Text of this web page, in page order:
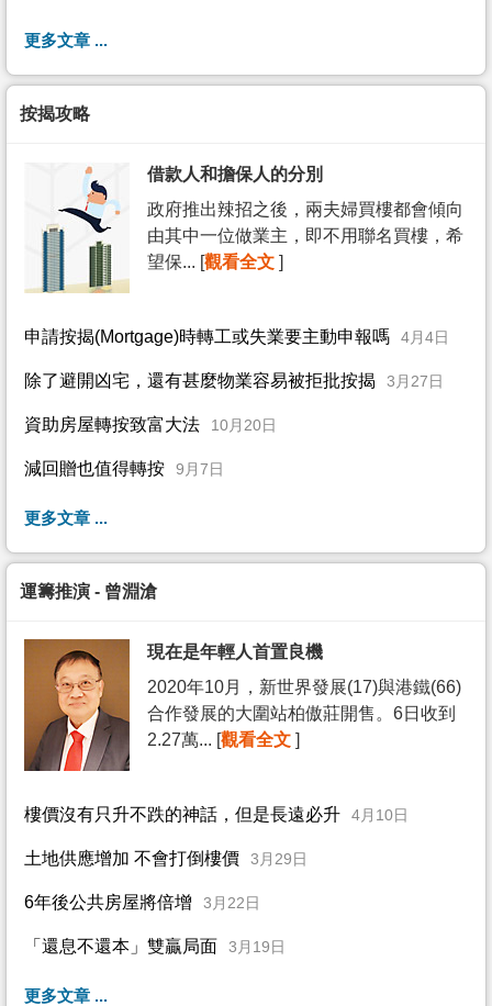
更多文章 ...
按揭攻略
借款人和擔保人的分別
政府推出辣招之後，兩夫婦買樓都會傾向
由其中一位做業主，即不用聯名買樓，希
望保... [觀看全文 ]
申請按揭(Mortgage)時轉工或失業要主動申報嗎 4月4日
除了避開凶宅，還有甚麼物業容易被拒批按揭 3月27日
資助房屋轉按致富大法 10月20日
減回贈也值得轉按 9月7日
更多文章 ...
運籌推演 - 曾淵滄
現在是年輕人首置良機
2020年10月，新世界發展(17)與港鐵(66)
合作發展的大圍站柏傲莊開售。6日收到
2.27萬... [觀看全文 ]
樓價沒有只升不跌的神話，但是長遠必升 4月10日
土地供應增加 不會打倒樓價 3月29日
6年後公共房屋將倍增 3月22日
「還息不還本」雙贏局面 3月19日
更多文章 ...